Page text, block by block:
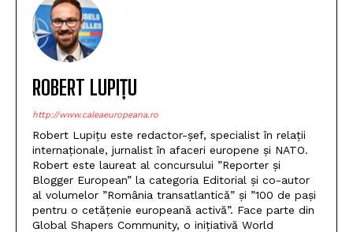
ROBERT LUPIȚU
http://www.caleaeuropeana.ro
Robert Lupițu este redactor-șef, specialist în relații
internaționale, jurnalist în afaceri europene și NATO.
Robert este laureat al concursului ”Reporter și
Blogger European” la categoria Editorial și co-autor
al volumelor ”România transatlantică” și ”100 de pași
pentru o cetățenie europeană activă”. Face parte din
Global Shapers Community, o inițiativă World